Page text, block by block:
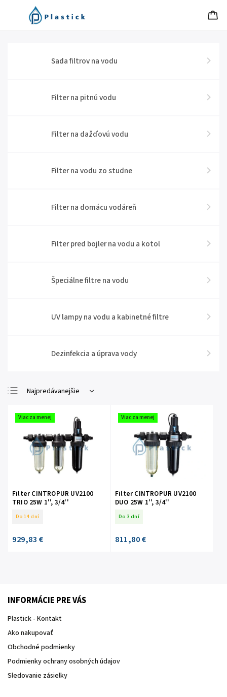
Sada filtrov na vodu
Filter na pitnú vodu
Filter na dažďovú vodu
Filter na vodu zo studne
Filter na domácu vodáreň
Filter pred bojler na vodu a kotol
Špeciálne filtre na vodu
UV lampy na vodu a kabinetné filtre
Dezinfekcia a úprava vody
Najpredávanejšie
Najdrahšie
Abecedne
Viac za menej
Filter CINTROPUR UV2100
TRIO 25W 1'', 3/4''
Do 14 dní
929,83 €
Viac za menej
Filter CINTROPUR UV2100
DUO 25W 1'', 3/4''
Do 3 dní
811,80 €
INFORMÁCIE PRE VÁS
Plastick - Kontakt
Ako nakupovať
Obchodné podmienky
Podmienky ochrany osobných údajov
Sledovanie zásielky